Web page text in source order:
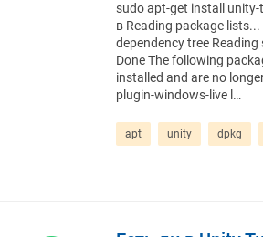
sudo apt-get install
в Reading package
dependency tree
Done The following
installed and are no
plugin-windows-live l…
apt unity dpkg